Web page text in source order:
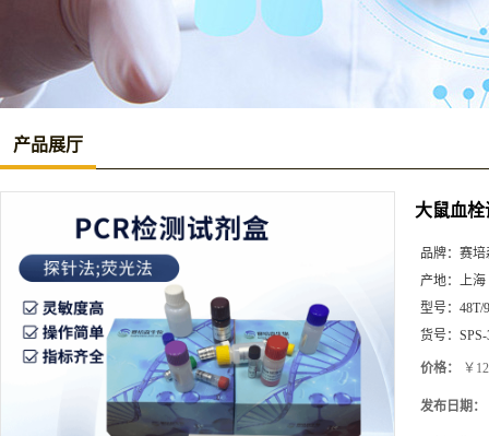
产品展厅
大鼠血
品牌： 赛培
产地： 上海
型号： 48T/
货号：
价格： ￥
发布日期：